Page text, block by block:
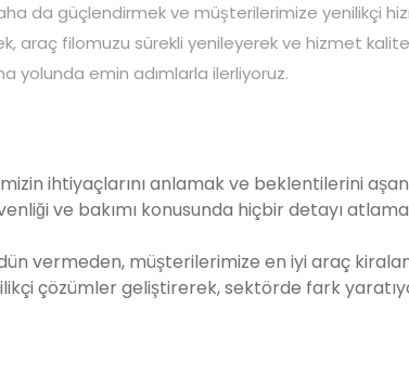
da güçlendirmek ve müşterilerimize yenilikçi
araç filomuzu sürekli yenileyerek ve hizmet
yolunda emin adımlarla ilerliyoruz.
ihtiyaçlarını anlamak ve beklentilerini
ve bakımı konusunda hiçbir detayı
vermeden, müşterilerimize en iyi araç
çözümler geliştirerek, sektörde fark